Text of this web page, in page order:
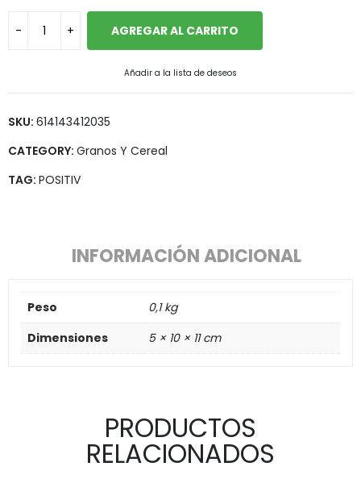
AGREGAR AL CARRITO
Añadir a la lista de deseos
SKU: 614143412035
CATEGORY: Granos Y Cereal
TAG: POSITIV
INFORMACIÓN ADICIONAL
Peso
0,1 kg
Dimensiones
5 × 10 × 11 cm
PRODUCTOS
RELACIONADOS